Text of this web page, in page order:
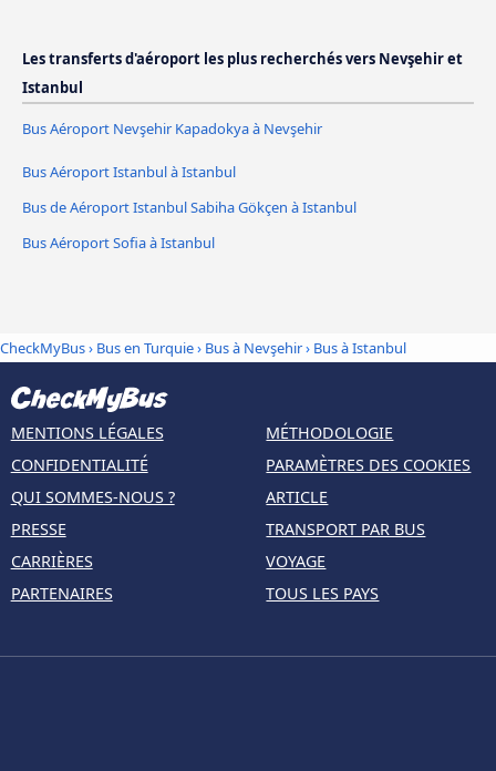
Les transferts d'aéroport les plus recherchés vers Nevşehir et
Istanbul
Bus Aéroport Nevşehir Kapadokya à Nevşehir
Bus Aéroport Istanbul à Istanbul
Bus de Aéroport Istanbul Sabiha Gökçen à Istanbul
Bus Aéroport Sofia à Istanbul
CheckMyBus› Bus en Turquie› Bus à Nevşehir› Bus à Istanbul
MENTIONS LÉGALES
CONFIDENTIALITÉ
QUI SOMMES-NOUS ?
PRESSE
CARRIÈRES
PARTENAIRES
MÉTHODOLOGIE
PARAMÈTRES DES COOKIES
ARTICLE
TRANSPORT PAR BUS
VOYAGE
TOUS LES PAYS